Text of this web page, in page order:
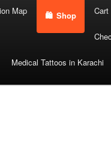
Map Shop Cart
Medical Tattoos in Karachi